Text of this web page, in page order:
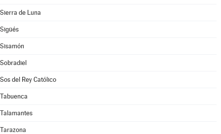
Sierra de Luna
Sigüés
Sisamón
Sobradiel
Sos del Rey Católico
Tabuenca
Talamantes
Tarazona